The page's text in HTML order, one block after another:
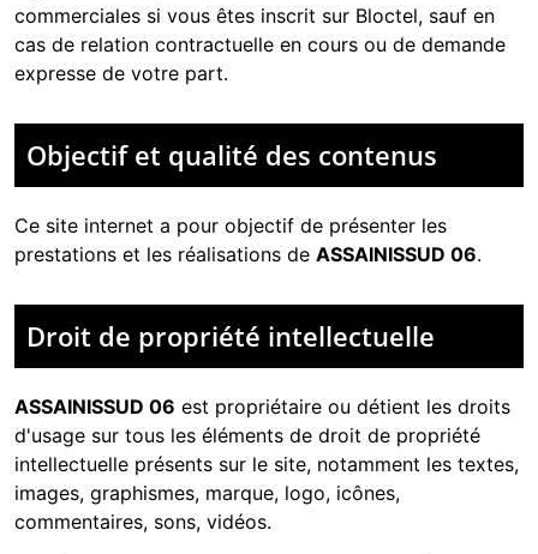
commerciales si vous êtes inscrit sur Bloctel, sauf en
cas de relation contractuelle en cours ou de demande
expresse de votre part.
Objectif et qualité des contenus
Ce site internet a pour objectif de présenter les
prestations et les réalisations de ASSAINISSUD 06.
Droit de propriété intellectuelle
ASSAINISSUD 06 est propriétaire ou détient les droits
d'usage sur tous les éléments de droit de propriété
intellectuelle présents sur le site, notamment les textes,
images, graphismes, marque, logo, icônes,
commentaires, sons, vidéos.